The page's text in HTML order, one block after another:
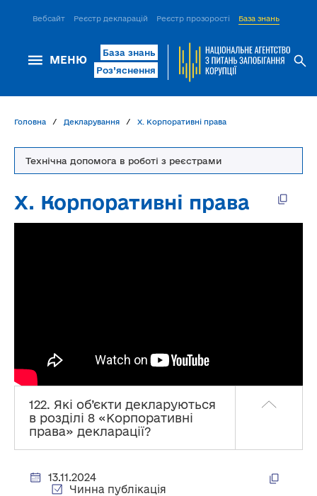
Вебсайт Реєстр декларацій Реєстр прозорості База знань
МЕНЮ
База знань
Роз’яснення
Головна Декларування Х. Корпоративні права
Технічна допомога в роботі з реєстрами
Х. Корпоративні права
122. Які об’єкти декларуються
в розділі 8 «Корпоративні
права» декларації?
13.11.2024
Чинна публікація